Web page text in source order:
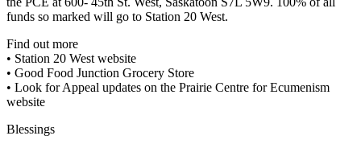
funds so marked will go to Station 20 West.
Find out more
• Station 20 West website
• Good Food Junction Grocery Store
• Look for Appeal updates on the Prairie Centre for Ecumenism
website
Blessings